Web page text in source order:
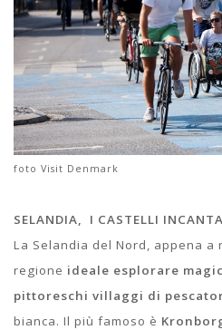
foto Visit Denmark
SELANDIA, I CASTELLI
La Selandia del Nord, appena a
regione ideale esplorare
pittoreschi villaggi di
bianca. Il più famoso è